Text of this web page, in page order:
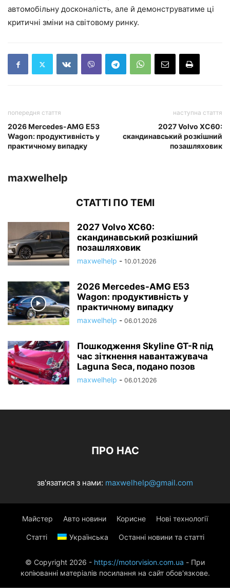
автомобільну досконалість, але й демонструватиме ці
критичні зміни на світовому ринку.
попередня стаття
2026 Mercedes-AMG E53
Wagon: продуктивність у
практичному випадку
наступна стаття
2027 Volvo XC60:
скандинавський розкішний
позашляховик
maxwelhelp
СТАТТІ ПО ТЕМІ
2027 Volvo XC60:
скандинавський розкішний
позашляховик
maxwelhelp - 10.01.2026
2026 Mercedes-AMG E53
Wagon: продуктивність у
практичному випадку
maxwelhelp - 06.01.2026
Пошкодження Skyline GT-R під
час зіткнення навантажувача
Laguna Seca, подано позов
maxwelhelp - 06.01.2026
ПРО НАС
зв'язатися з нами: maxwelhelp@gmail.com
Майстер Авто новини Корисне Нові технології
Статті Українська Останні новини та статті
© Copyright 2026 - https://motorvision.com.ua - При
копіюванні матеріалів посилання на сайт обов'язкове.